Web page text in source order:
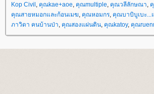
Kop Civil , คุณkae+aoe, คุณmultiple, คุณวลีลักษณา,
คุณสายหมอกและก้อนเมฆ, คุณหอมกร, คุณบาบิบูเบะ...
ภาวิดา คนบ้านป่า, คุณสองแผ่นดิน, คุณkatoy, คุณ